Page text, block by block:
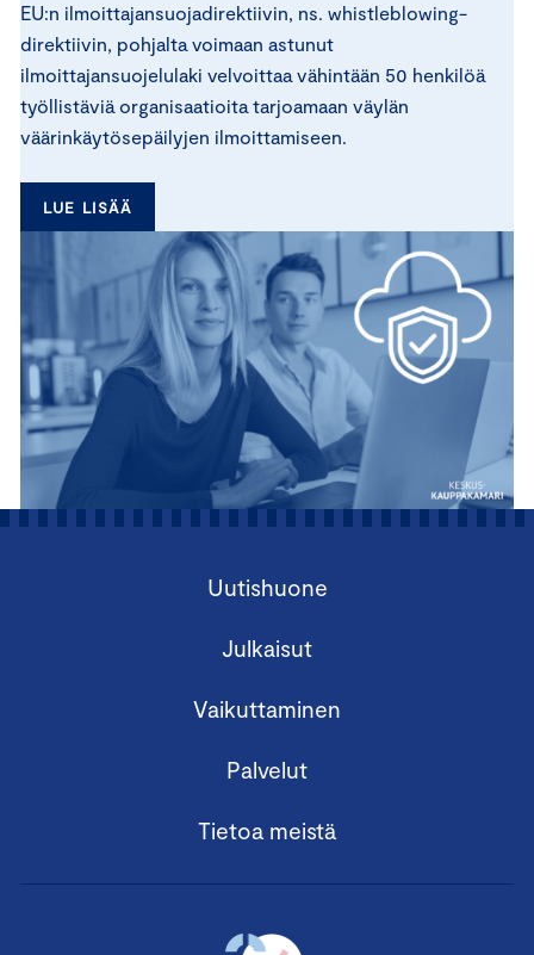
EU:n ilmoittajansuojadirektiivin, ns. whistleblowing-
direktiivin, pohjalta voimaan astunut
ilmoittajansuojelulaki velvoittaa vähintään 50 henkilöä
työllistäviä organisaatioita tarjoamaan väylän
väärinkäytösepäilyjen ilmoittamiseen.
LUE LISÄÄ
Uutishuone
Julkaisut
Vaikuttaminen
Palvelut
Tietoa meistä